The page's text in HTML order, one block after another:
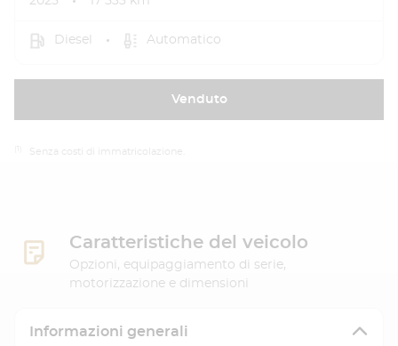
Diesel Automatico
Venduto
(1) Senza costi di immatricolazione.
Caratteristiche del veicolo
Opzioni, equipaggiamento di serie,
motorizzazione e dimensioni
Informazioni generali